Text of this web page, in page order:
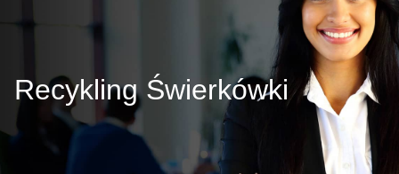
Recykling Świerkówki